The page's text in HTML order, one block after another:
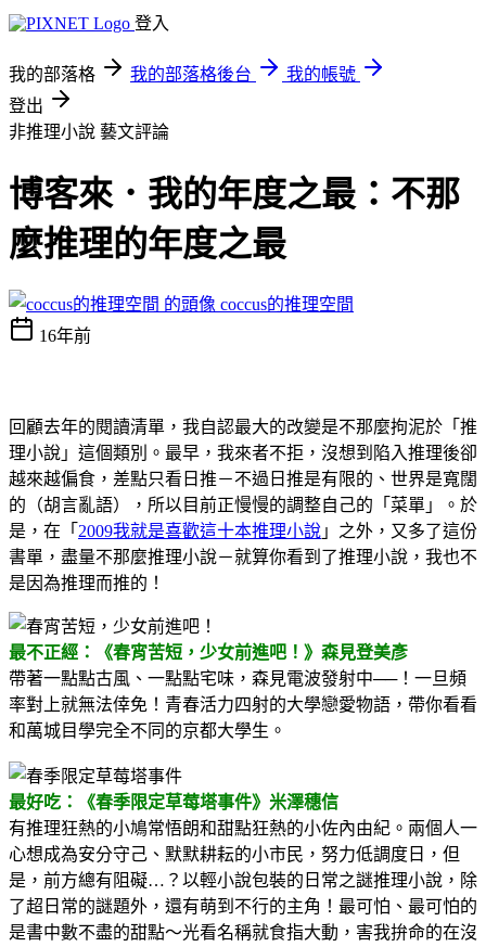
登入
我的部落格 我的部落格後台
我的帳號
登出
非推理小說 藝文評論
博客來．我的年度之最：不那
麼推理的年度之最
coccus的推理空間
16年前
回顧去年的閱讀清單，我自認最大的改變是不那麼拘泥於「推
理小說」這個類別。最早，我來者不拒，沒想到陷入推理後卻
越來越偏食，差點只看日推－不過日推是有限的、世界是寬闊
的（胡言亂語），所以目前正慢慢的調整自己的「菜單」。於
是，在「 2009我就是喜歡這十本推理小說 」之外，又多了這份
書單，盡量不那麼推理小說－就算你看到了推理小說，我也不
是因為推理而推的！
最不正經：《春宵苦短，少女前進吧！》森見登美彥
帶著一點點古風、一點點宅味，森見電波發射中──！一旦頻
率對上就無法倖免！青春活力四射的大學戀愛物語，帶你看看
和萬城目學完全不同的京都大學生。
最好吃：《春季限定草莓塔事件》米澤穗信
有推理狂熱的小鳩常悟朗和甜點狂熱的小佐內由紀。兩個人一
心想成為安分守己、默默耕耘的小市民，努力低調度日，但
是，前方總有阻礙…？以輕小說包裝的日常之謎推理小說，除
了超日常的謎題外，還有萌到不行的主角！最可怕、最可怕的
是書中數不盡的甜點～光看名稱就食指大動，害我拚命的在沒